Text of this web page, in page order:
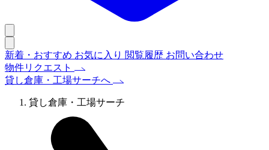
新着・おすすめ お気に入り 閲覧履歴 お問い合わせ
物件リクエスト
貸し倉庫・工場サーチへ
貸し倉庫・工場サーチ